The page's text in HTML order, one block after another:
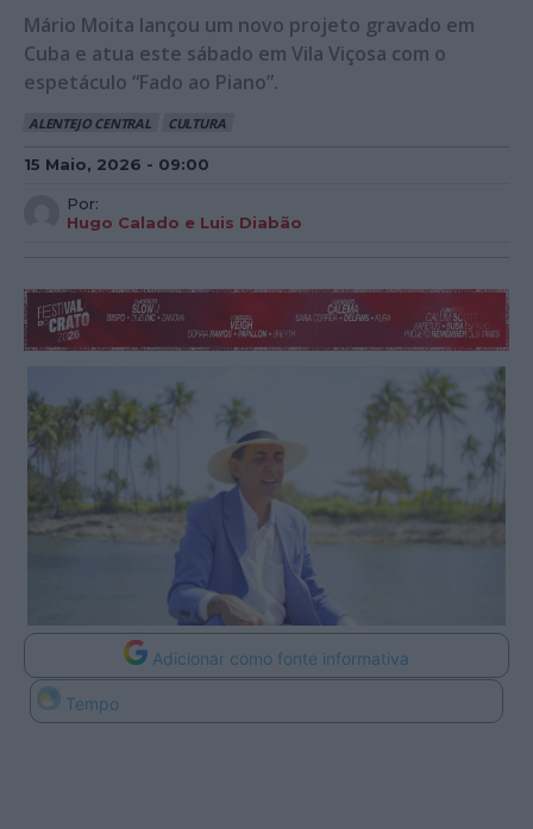
Mário Moita lançou um novo projeto gravado em
Cuba e atua este sábado em Vila Viçosa com o
espetáculo “Fado ao Piano”.
ALENTEJO CENTRAL CULTURA
15 Maio, 2026 - 09:00
Por:
Hugo Calado e Luis Diabão
Adicionar como fonte informativa
Tempo